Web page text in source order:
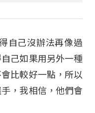
自己沒辦法再像過
己如果用另外一種
比較好一點，所以
，我相信，他們會